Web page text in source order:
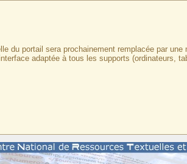
du portail sera prochainement remplacée par une
adaptée à tous les supports (ordinateurs,